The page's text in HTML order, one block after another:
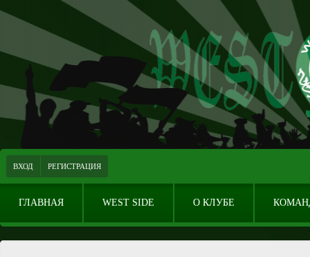
ВХОД РЕГИСТРАЦИЯ
ГЛАВНАЯ WEST SIDE О КЛУБЕ